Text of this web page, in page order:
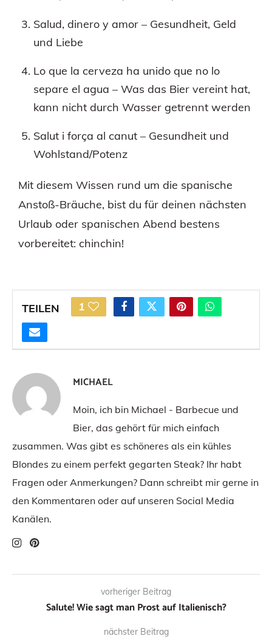
Salud, dinero y amor – Gesundheit, Geld
und Liebe
Lo que la cerveza ha unido que no lo
separe el agua – Was das Bier vereint hat,
kann nicht durch Wasser getrennt werden
Salut i força al canut – Gesundheit und
Wohlstand/Potenz
Mit diesem Wissen rund um die spanische
Anstoß-Bräuche, bist du für deinen nächsten
Urlaub oder spanischen Abend bestens
vorbereitet: chinchin!
TEILEN 1
MICHAEL
Moin, ich bin Michael - Barbecue und
Bier, das gehört für mich einfach
zusammen. Was gibt es schöneres als ein kühles
Blondes zu einem perfekt gegarten Steak? Ihr habt
Fragen oder Anmerkungen? Dann schreibt mir gerne in
den Kommentaren oder auf unseren Social Media
Kanälen.
vorheriger Beitrag
Salute! Wie sagt man Prost auf Italienisch?
nächster Beitrag